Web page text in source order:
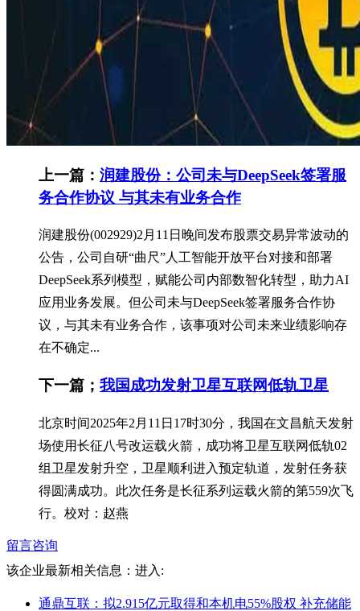
上一篇： 润建股份：公司未与DeepSeek签署服
务合作协议 与其未有业务合作
润建股份(002929)2月11日晚间发布股票交易异常波动的
公告，公司自研“曲尺”人工智能开放平台对接和部署
DeepSeek系列模型，赋能公司内部数智化转型，助力AI
应用业务发展。但公司未与DeepSeek签署服务合作协
议，与其未有业务合作，该事项对公司未来业绩影响存
在不确定...
下一篇； 我国成功发射卫星互联网低轨卫星
北京时间2025年2月11日17时30分，我国在文昌航天发射
场使用长征八号改运载火箭，成功将卫星互联网低轨02
组卫星发射升空，卫星顺利进入预定轨道，发射任务获
得圆满成功。此次任务是长征系列运载火箭的第559次飞
行。校对：赵燕
留言咨询
该企业最新相关信息： 进入:
通鼎互联：拟2.915亿元取得和本机电55%股权 补充储能